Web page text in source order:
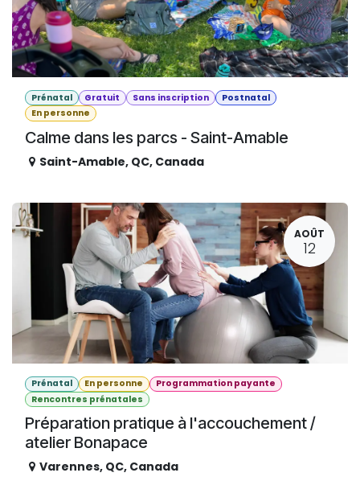
Prénatal Gratuit Sans inscription
Postnatal
En personne
Calme dans les parcs - Saint-Amable
Saint-Amable, QC, Canada
AOÛT
12
Prénatal En personne
Programmation payante
Rencontres prénatales
Préparation pratique à l'accouchement /
atelier Bonapace
Varennes, QC, Canada